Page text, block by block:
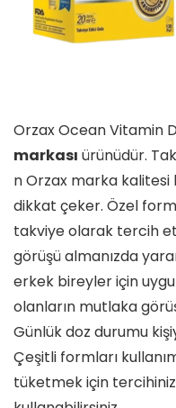
Orzax Ocean Vitamin
markası ürünüdür.
n Orzax marka kalitesi
dikkat çeker. Özel
takviye olarak tercih
görüşü almanızda
erkek bireyler için
olanların mutlaka
Günlük doz durumu
Çeşitli formları
tüketmek için